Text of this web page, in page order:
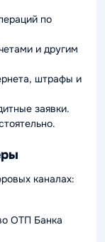
по
и другим
штрафы и
заявки.
каналах:
ОТП Банка